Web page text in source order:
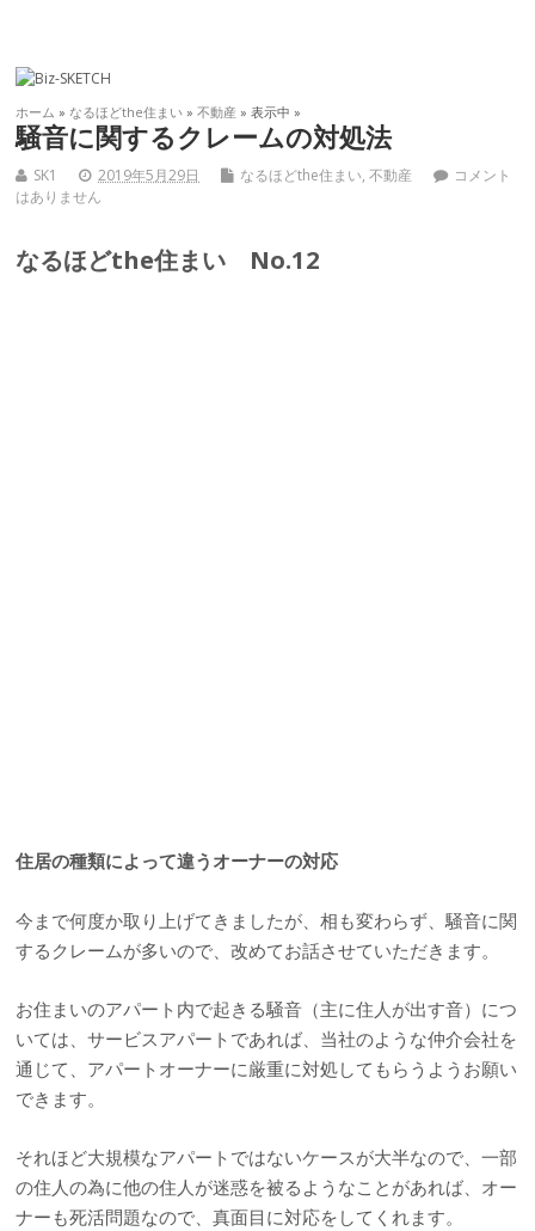
ホーム » なるほどthe住まい »不動産 » 表示中 »
騒音に関するクレームの対処法
SK1 2019年5月29日 なるほどthe住まい,不動産
コメント
はありません
なるほどthe住まい No.12
住居の種類によって違うオーナーの対応
今まで何度か取り上げてきましたが、相も変わらず、騒音に関
するクレームが多いので、改めてお話させていただきます。
お住まいのアパート内で起きる騒音（主に住人が出す音）につ
いては、サービスアパートであれば、当社のような仲介会社を
通じて、アパートオーナーに厳重に対処してもらうようお願い
できます。
それほど大規模なアパートではないケースが大半なので、一部
の住人の為に他の住人が迷惑を被るようなことがあれば、オー
ナーも死活問題なので、真面目に対応をしてくれます。